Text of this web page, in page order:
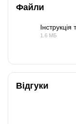
Файли
1.6 МБ
Відгуки